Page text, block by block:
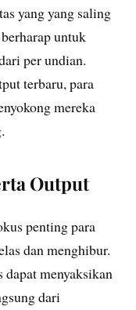
yang yang saling
untuk
per undian.
terbaru, para
mereka
Output
penting para
dan menghibur.
menyaksikan
dari